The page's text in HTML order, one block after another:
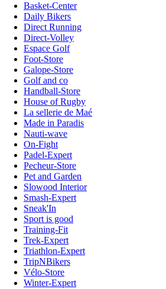
Basket-Center
Daily Bikers
Direct Running
Direct-Volley
Espace Golf
Foot-Store
Galope-Store
Golf and co
Handball-Store
House of Rugby
La sellerie de Maé
Made in Paradis
Nauti-wave
On-Fight
Padel-Expert
Pecheur-Store
Pet and Garden
Slowood Interior
Smash-Expert
Sneak'In
Sport is good
Training-Fit
Trek-Expert
Triathlon-Expert
TripNBikers
Vélo-Store
Winter-Expert